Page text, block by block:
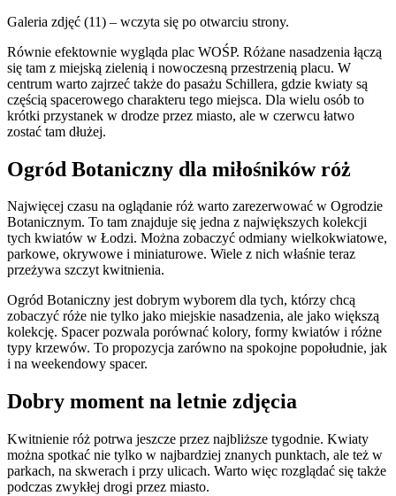
Galeria zdjęć (11) – wczyta się po otwarciu strony.
Równie efektownie wygląda plac WOŚP. Różane nasadzenia łączą
się tam z miejską zielenią i nowoczesną przestrzenią placu. W
centrum warto zajrzeć także do pasażu Schillera, gdzie kwiaty są
częścią spacerowego charakteru tego miejsca. Dla wielu osób to
krótki przystanek w drodze przez miasto, ale w czerwcu łatwo
zostać tam dłużej.
Ogród Botaniczny dla miłośników róż
Najwięcej czasu na oglądanie róż warto zarezerwować w Ogrodzie
Botanicznym. To tam znajduje się jedna z największych kolekcji
tych kwiatów w Łodzi. Można zobaczyć odmiany wielkokwiatowe,
parkowe, okrywowe i miniaturowe. Wiele z nich właśnie teraz
przeżywa szczyt kwitnienia.
Ogród Botaniczny jest dobrym wyborem dla tych, którzy chcą
zobaczyć róże nie tylko jako miejskie nasadzenia, ale jako większą
kolekcję. Spacer pozwala porównać kolory, formy kwiatów i różne
typy krzewów. To propozycja zarówno na spokojne popołudnie, jak
i na weekendowy spacer.
Dobry moment na letnie zdjęcia
Kwitnienie róż potrwa jeszcze przez najbliższe tygodnie. Kwiaty
można spotkać nie tylko w najbardziej znanych punktach, ale też w
parkach, na skwerach i przy ulicach. Warto więc rozglądać się także
podczas zwykłej drogi przez miasto.